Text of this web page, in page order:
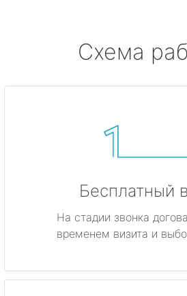
Схема
Бесплатный
На стадии звонка
временем визита и